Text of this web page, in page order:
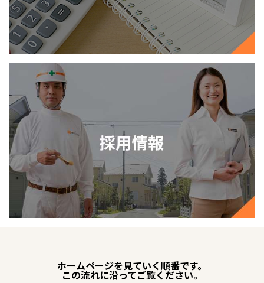
ホームページを見ていく順番です。
この流れに沿ってご覧ください。